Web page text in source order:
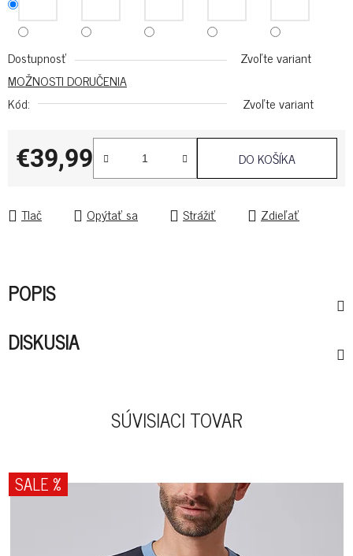
Dostupnosť
Zvoľte variant
MOŽNOSTI DORUČENIA
Kód:
Zvoľte variant
€39,99
Jednotková cena:
DO KOŠÍKA
Tlač Opýtať sa Strážiť Zdieľať
POPIS
DISKUSIA
SÚVISIACI TOVAR
SALE %